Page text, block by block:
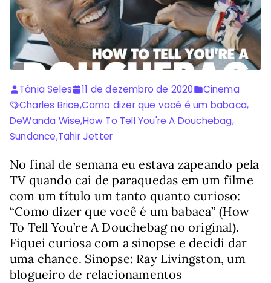
Tânia Seles 11 de dezembro de 2020
Cinema
Charles Brice,Como dizer que você é um babaca,
DeWanda Wise,How To Tell You're A Douchebag,
Sundance,Tahir Jetter
No final de semana eu estava zapeando pela
TV quando cai de paraquedas em um filme
com um título um tanto quanto curioso:
“Como dizer que você é um babaca” (How
To Tell You’re A Douchebag no original).
Fiquei curiosa com a sinopse e decidi dar
uma chance. Sinopse: Ray Livingston, um
blogueiro de relacionamentos